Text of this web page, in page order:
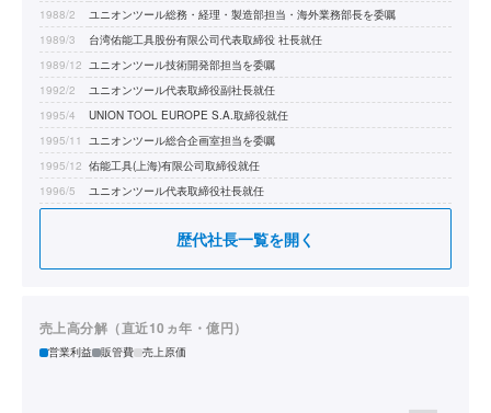
1988/2
ユニオンツール総務・経理・製造部担当・海外業務部長を委嘱
1989/3
台湾佑能工具股份有限公司代表取締役 社長就任
1989/12 ユニオンツール技術開発部担当を委嘱
1992/2
ユニオンツール代表取締役副社長就任
1995/4
UNION TOOL EUROPE S.A.取締役就任
1995/11 ユニオンツール総合企画室担当を委嘱
1995/12 佑能工具(上海)有限公司取締役就任
1996/5
ユニオンツール代表取締役社長就任
ユニオンツール代表取締役会長就任(現任)
歴代社長一覧を開く
売上高分解（直近10ヵ年・億円）
営業利益 販管費 売上原価